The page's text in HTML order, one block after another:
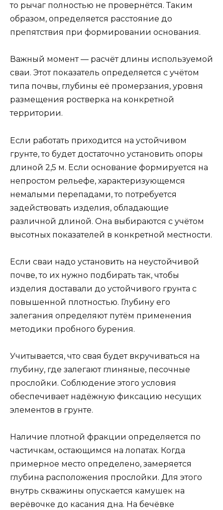
то рычаг полностью не провернётся. Таким
образом, определяется расстояние до
препятствия при формировании основания.
Важный момент — расчёт длины используемой
сваи. Этот показатель определяется с учётом
типа почвы, глубины её промерзания, уровня
размещения ростверка на конкретной
территории.
Если работать приходится на устойчивом
грунте, то будет достаточно установить опоры
длиной 2,5 м. Если основание формируется на
непростом рельефе, характеризующемся
немалыми перепадами, то потребуется
задействовать изделия, обладающие
различной длиной. Она выбираются с учётом
высотных показателей в конкретной местности.
Если сваи надо установить на неустойчивой
почве, то их нужно подбирать так, чтобы
изделия доставали до устойчивого грунта с
повышенной плотностью. Глубину его
залегания определяют путём применения
методики пробного бурения.
Учитывается, что свая будет вкручиваться на
глубину, где залегают глиняные, песочные
прослойки. Соблюдение этого условия
обеспечивает надёжную фиксацию несущих
элементов в грунте.
Наличие плотной фракции определяется по
частичкам, остающимся на лопатах. Когда
примерное место определено, замеряется
глубина расположения прослойки. Для этого
внутрь скважины опускается камушек на
верёвочке до касания дна. На бечёвке